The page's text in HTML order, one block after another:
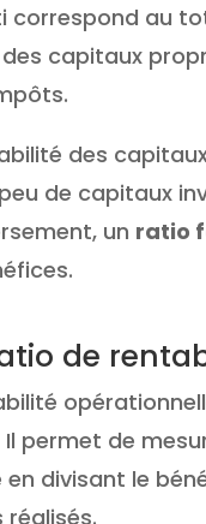
correspond au
capitaux
des
de capitaux
un ratio
de
Il permet de
divisant le